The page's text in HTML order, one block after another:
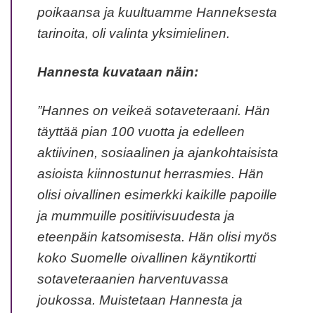
poikaansa ja kuultuamme Hanneksesta
tarinoita, oli valinta yksimielinen.
Hannesta kuvataan näin:
”Hannes on veikeä sotaveteraani. Hän
täyttää pian 100 vuotta ja edelleen
aktiivinen, sosiaalinen ja ajankohtaisista
asioista kiinnostunut herrasmies. Hän
olisi oivallinen esimerkki kaikille papoille
ja mummuille positiivisuudesta ja
eteenpäin katsomisesta. Hän olisi myös
koko Suomelle oivallinen käyntikortti
sotaveteraanien harventuvassa
joukossa. Muistetaan Hannesta ja